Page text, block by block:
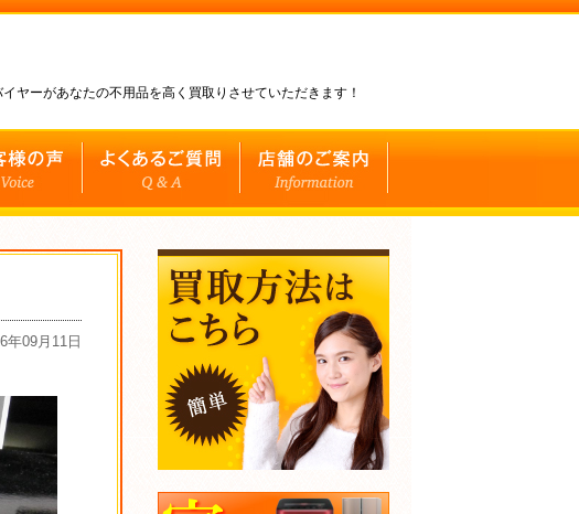
ヤーがあなたの不用品を高く買取りさせていただきます！
年09月11日